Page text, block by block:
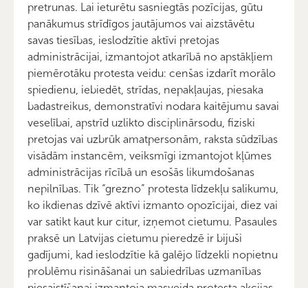
pretrunas. Lai ieturētu sasniegtās pozīcijas, gūtu
panākumus strīdīgos jautājumos vai aizstāvētu
savas tiesības, ieslodzītie aktīvi pretojas
administrācijai, izmantojot atkarībā no apstākļiem
piemērotāku protesta veidu: cenšas izdarīt morālo
spiedienu, iebiedēt, strīdas, nepakļaujas, piesaka
badastreikus, demonstratīvi nodara kaitējumu savai
veselībai, apstrīd uzlikto disciplinārsodu, fiziski
pretojas vai uzbrūk amatpersonām, raksta sūdzības
visādām instancēm, veiksmīgi izmantojot kļūmes
administrācijas rīcībā un esošās likumdošanas
nepilnības. Tik “grezno” protesta līdzekļu salikumu,
ko ikdienas dzīvē aktīvi izmanto opozīcijai, diez vai
var satikt kaut kur citur, izņemot cietumu. Pasaules
praksē un Latvijas cietumu pieredzē ir bijuši
gadījumi, kad ieslodzītie kā galējo līdzekli nopietnu
problēmu risināšanai un sabiedrības uzmanības